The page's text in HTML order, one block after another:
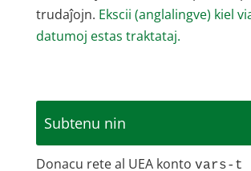
trudaĵojn. Ekscii (anglalingve) kiel
datumoj estas traktataj.
Subtenu nin
Donacu rete al UEA konto vars-t